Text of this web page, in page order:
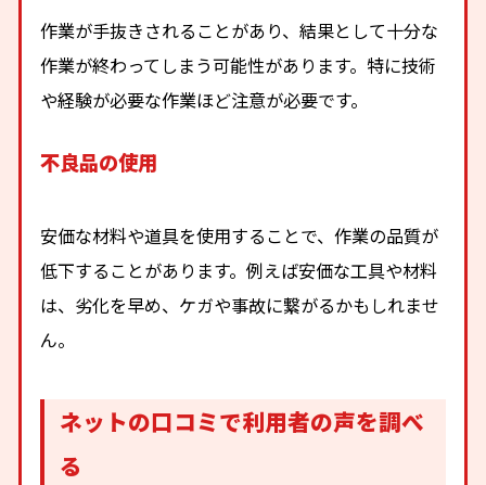
作業が手抜きされることがあり、結果として十分な
作業が終わってしまう可能性があります。特に技術
や経験が必要な作業ほど注意が必要です。
不良品の使用
安価な材料や道具を使用することで、作業の品質が
低下することがあります。例えば安価な工具や材料
は、劣化を早め、ケガや事故に繋がるかもしれませ
ん。
ネットの口コミで利用者の声を調べ
る